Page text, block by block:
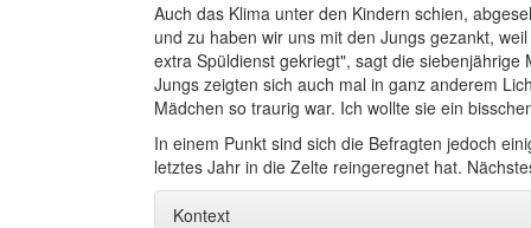
Auch das Klima unter den Kindern schien,
und zu haben wir uns mit den Jungs gezankt,
extra Spüldienst gekriegt", sagt die
Jungs zeigten sich auch mal in ganz anderem
Mädchen so traurig war. Ich wollte sie ein
In einem Punkt sind sich die Befragten jedoch
letztes Jahr in die Zelte reingeregnet hat.
Kontext